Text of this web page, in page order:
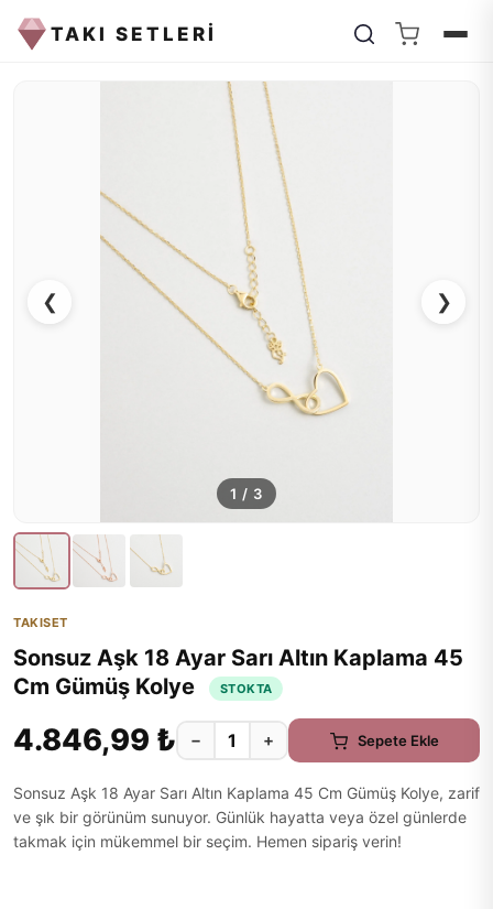
TAKI SETLERİ
❮ ❯
1 / 3
TAKISET
Sonsuz Aşk 18 Ayar Sarı Altın Kaplama 45
Cm Gümüş Kolye
STOKTA
4.846,99 ₺ − + Sepete Ekle
Sonsuz Aşk 18 Ayar Sarı Altın Kaplama 45 Cm Gümüş Kolye, zarif
ve şık bir görünüm sunuyor. Günlük hayatta veya özel günlerde
takmak için mükemmel bir seçim. Hemen sipariş verin!